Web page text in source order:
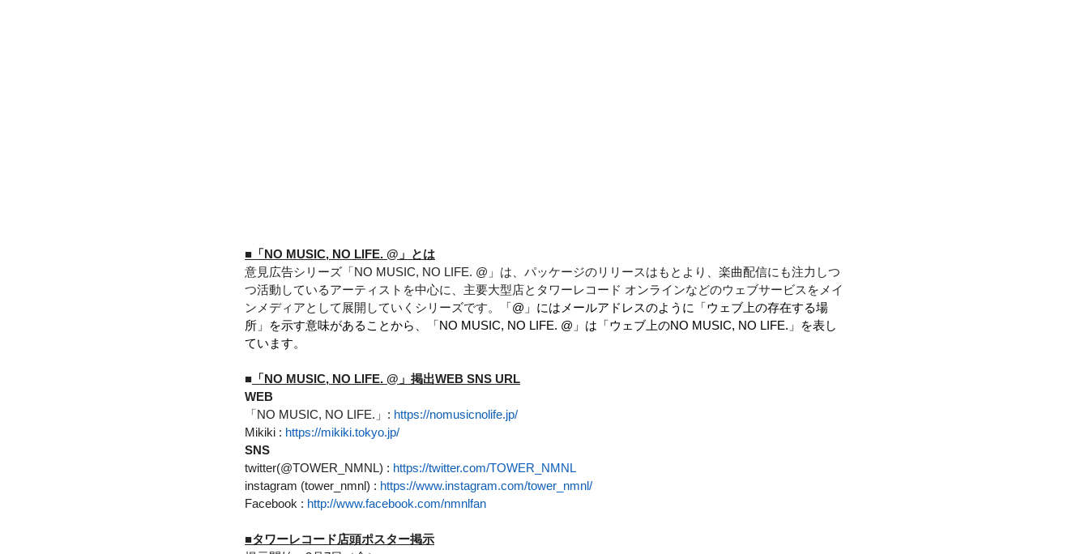
■「NO MUSIC, NO LIFE. @」とは
意見広告シリーズ「NO MUSIC, NO LIFE. @」は、パッケージのリリースはもとより、楽曲配信にも注力しつ
つ活動しているアーティストを中心に、主要大型店とタワーレコード オンラインなどのウェブサービスをメイ
ンメディアとして展開していくシリーズです。
「@」にはメールアドレスのように「ウェブ上の存在する場
所」を示す意味があることから、「NO MUSIC, NO LIFE. @」は「ウェブ上のNO MUSIC, NO LIFE.」を表し
ています。
■ 「NO MUSIC, NO LIFE. @」掲出WEB SNS URL
WEB
「NO MUSIC, NO LIFE.」: https://nomusicnolife.jp/
Mikiki : https://mikiki.tokyo.jp/
SNS
twitter(@TOWER_NMNL) : https://twitter.com/TOWER_NMNL
instagram (tower_nmnl) : https://www.instagram.com/tower_nmnl/
Facebook : http://www.facebook.com/nmnlfan
■タワーレコード店頭ポスター掲示